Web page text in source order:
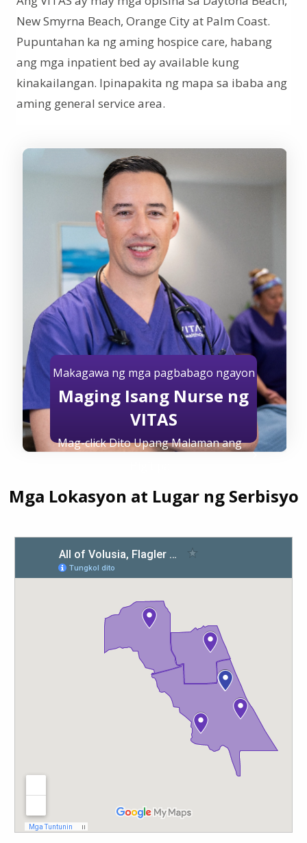
New Smyrna Beach, Orange City at Palm Coast.
Pupuntahan ka ng aming hospice care, habang
ang mga inpatient bed ay available kung
kinakailangan. Ipinapakita ng mapa sa ibaba ang
aming general service area.
Makagawa ng mga pagbabago ngayon
Maging Isang Nurse ng
VITAS
Mag-click Dito Upang Malaman ang
Mga Lokasyon at Lugar ng Serbisyo